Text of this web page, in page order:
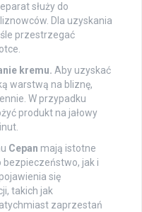
służy do
Dla uzyskania
przestrzegać
kremu. Aby uzyskać
warstwą na bliznę,
W przypadku
produkt na jałowy
Cepan mają istotne
jak i
się
takich jak
zaprzestań